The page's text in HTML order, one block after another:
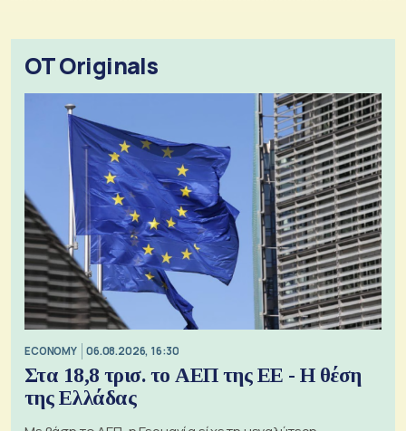
OT Originals
ECONOMY 06.08.2026, 16:30
Στα 18,8 τρισ. το ΑΕΠ της ΕΕ - Η θέση
της Ελλάδας